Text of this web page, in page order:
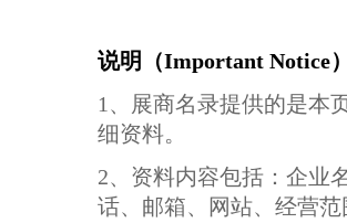
说明（Important Notice
1、展商名录提供的是本
细资料。
2、资料内容包括：企业
话、邮箱、网站、经营